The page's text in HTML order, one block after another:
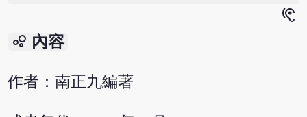
hearing
bubble_chart 內容
作者：南正九編著